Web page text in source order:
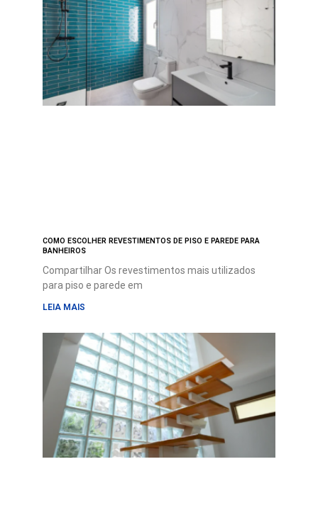
COMO ESCOLHER REVESTIMENTOS DE PISO E PAREDE PARA
BANHEIROS
Compartilhar Os revestimentos mais utilizados
para piso e parede em
LEIA MAIS